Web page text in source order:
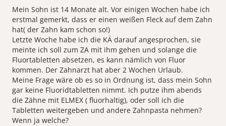
Mein Sohn ist 14 Monate alt. Vor einigen Wochen habe ich
erstmal gemerkt, dass er einen weißen Fleck auf dem Zahn
hat( der Zahn kam schon so!)
Letzte Woche habe ich die KÄ darauf angesprochen, sie
meinte ich soll zum ZA mit ihm gehen und solange die
Fluortabletten absetzen, es kann nämlich von Fluor
kommen. Der Zahnarzt hat aber 2 Wochen Urlaub.
Meine Frage wäre ob es so in Ordnung ist, dass mein Sohn
gar keine Fluoridtabletten nimmt. Ich putze ihm abends
die Zähne mit ELMEX ( fluorhaltig), oder soll ich die
Tabletten weitergeben und andere Zahnpasta nehmen?
Wenn ja welche?